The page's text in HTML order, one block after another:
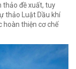
thảo đề xuất, tuy
thảo Luật Dầu khí
hoàn thiện cơ chế